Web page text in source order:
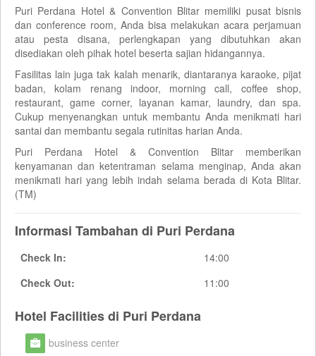
Puri Perdana Hotel & Convention Blitar memiliki pusat bisnis
dan conference room, Anda bisa melakukan acara perjamuan
atau pesta disana, perlengkapan yang dibutuhkan akan
disediakan oleh pihak hotel beserta sajian hidangannya.
Fasilitas lain juga tak kalah menarik, diantaranya karaoke, pijat
badan, kolam renang indoor, morning call, coffee shop,
restaurant, game corner, layanan kamar, laundry, dan spa.
Cukup menyenangkan untuk membantu Anda menikmati hari
santai dan membantu segala rutinitas harian Anda.
Puri Perdana Hotel & Convention Blitar memberikan
kenyamanan dan ketentraman selama menginap, Anda akan
menikmati hari yang lebih indah selama berada di Kota Blitar.
(TM)
Informasi Tambahan di Puri Perdana
Check In:
14:00
Check Out:
11:00
Hotel Facilities di Puri Perdana
business center